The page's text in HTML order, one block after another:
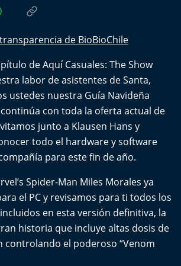
de BioBioChile
de Aquí Casuales: The Show
labor de asistentes de Santa,
ustedes nuestra Guía Navideña
continúa con toda la oferta actual de
junto a Klausen Hans y
todo el hardware y software
para este fin de año.
Spider-Man Miles Morales ya
el PC y revisamos para ti todos los
en esta versión definitiva, la
historia que incluye altas dosis de
controlando el poderoso “Venom